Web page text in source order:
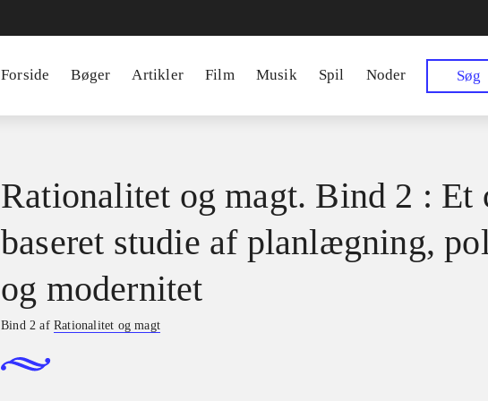
Forside Bøger Artikler Film Musik Spil Noder Søg
Rationalitet og magt. Bind 2 : Et
baseret studie af planlægning,
og modernitet
Bind 2 afRationalitet og magt